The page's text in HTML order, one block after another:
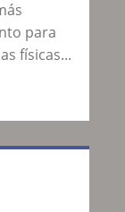
para
físicas...